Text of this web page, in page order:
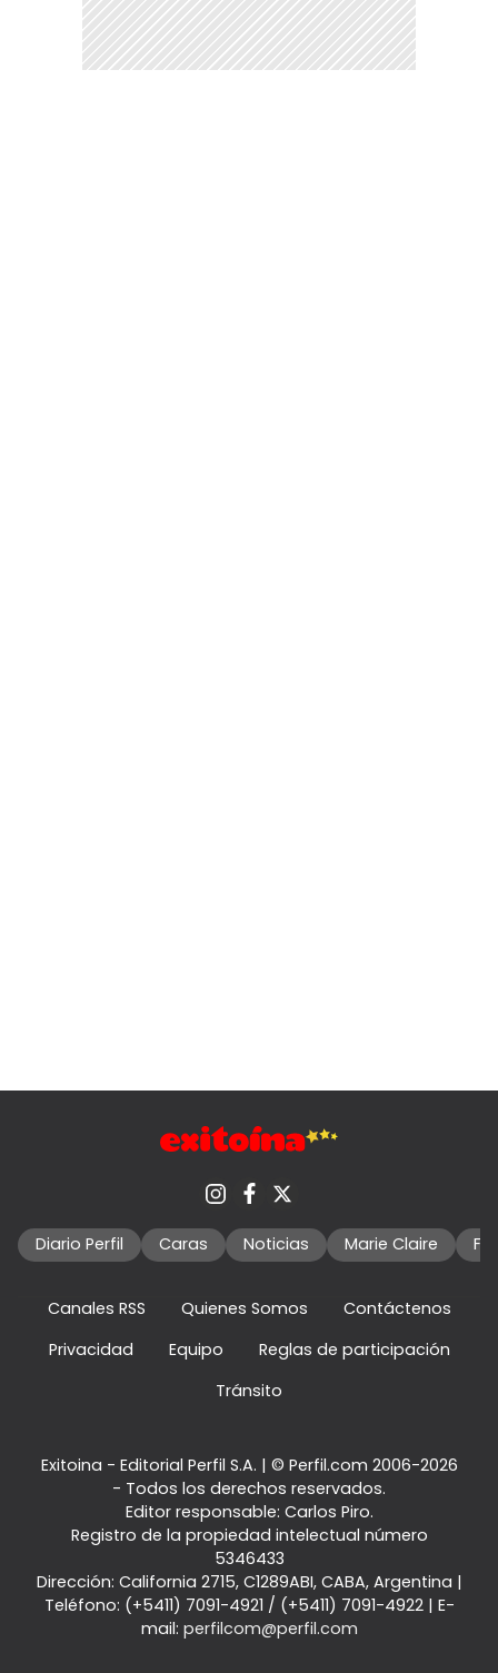
Diario Perfil Caras Noticias Marie Claire
Canales RSS Quienes Somos
Contáctenos
Privacidad
Equipo
Reglas de participación
Tránsito
Exitoina - Editorial Perfil S.A. | © Perfil.com 2006-2026
- Todos los derechos reservados.
Editor responsable: Carlos Piro.
Registro de la propiedad intelectual número
5346433
Dirección: California 2715, C1289ABI, CABA, Argentina |
Teléfono: (+5411) 7091-4921 / (+5411) 7091-4922| E-
mail: perfilcom@perfil.com